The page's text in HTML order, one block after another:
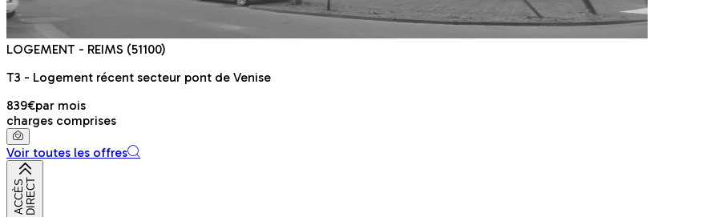
LOGEMENT - REIMS (51100)
T3 - Logement récent secteur pont de Venise
839€par mois
charges comprises
Voir toutes les offres
A
C
C
È
S
D
I
R
E
CT